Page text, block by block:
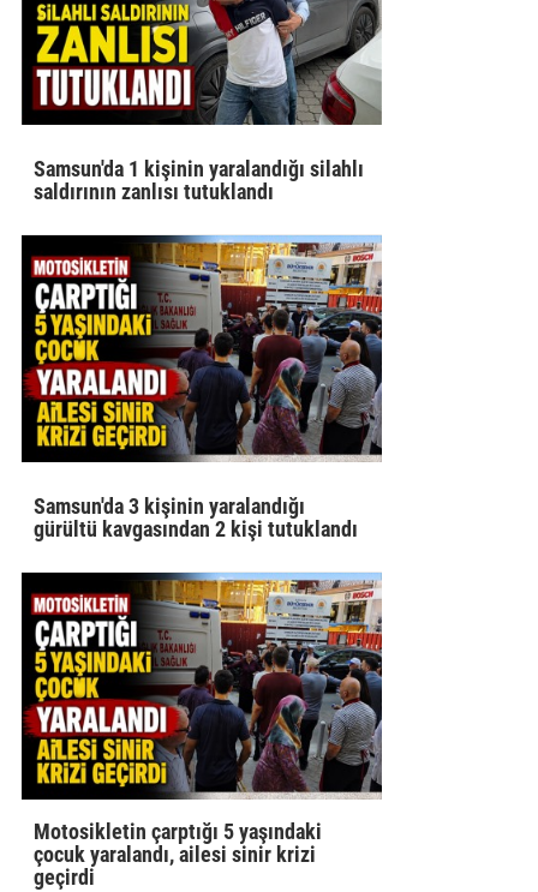
Samsun'da 1 kişinin yaralandığı silahlı
saldırının zanlısı tutuklandı
Samsun'da 3 kişinin yaralandığı
gürültü kavgasından 2 kişi tutuklandı
Motosikletin çarptığı 5 yaşındaki
çocuk yaralandı, ailesi sinir krizi
geçirdi